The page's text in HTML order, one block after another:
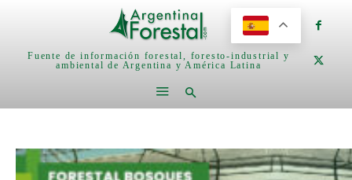
Fuente de información forestal, foresto-industrial y
ambiental de Argentina y América Latina